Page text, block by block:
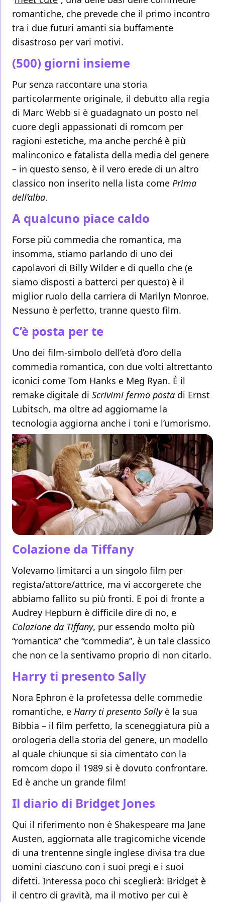
romantiche, che prevede che il primo incontro
tra i due futuri amanti sia buffamente
disastroso per vari motivi.
(500) giorni insieme
Pur senza raccontare una storia
particolarmente originale, il debutto alla regia
di Marc Webb si è guadagnato un posto nel
cuore degli appassionati di romcom per
ragioni estetiche, ma anche perché è più
malinconico e fatalista della media del genere
– in questo senso, è il vero erede di un altro
classico non inserito nella lista come Prima
dell’alba.
A qualcuno piace caldo
Forse più commedia che romantica, ma
insomma, stiamo parlando di uno dei
capolavori di Billy Wilder e di quello che (e
siamo disposti a batterci per questo) è il
miglior ruolo della carriera di Marilyn Monroe.
Nessuno è perfetto, tranne questo film.
C’è posta per te
Uno dei film-simbolo dell’età d’oro della
commedia romantica, con due volti altrettanto
iconici come Tom Hanks e Meg Ryan. È il
remake digitale di Scrivimi fermo posta di Ernst
Lubitsch, ma oltre ad aggiornarne la
tecnologia aggiorna anche i toni e l’umorismo.
Colazione da Tiffany
Volevamo limitarci a un singolo film per
regista/attore/attrice, ma vi accorgerete che
abbiamo fallito su più fronti. E poi di fronte a
Audrey Hepburn è difficile dire di no, e
Colazione da Tiffany, pur essendo molto più
“romantica” che “commedia”, è un tale classico
che non ce la sentivamo proprio di non citarlo.
Harry ti presento Sally
Nora Ephron è la profetessa delle commedie
romantiche, e Harry ti presento Sallyè la sua
Bibbia – il film perfetto, la sceneggiatura più a
orologeria della storia del genere, un modello
al quale chiunque si sia cimentato con la
romcom dopo il 1989 si è dovuto confrontare.
Ed è anche un grande film!
Il diario di Bridget Jones
Qui il riferimento non è Shakespeare ma Jane
Austen, aggiornata alle tragicomiche vicende
di una trentenne single inglese divisa tra due
uomini ciascuno con i suoi pregi e i suoi
difetti. Interessa poco chi sceglierà: Bridget è
il centro di gravità, ma il motivo per cui è